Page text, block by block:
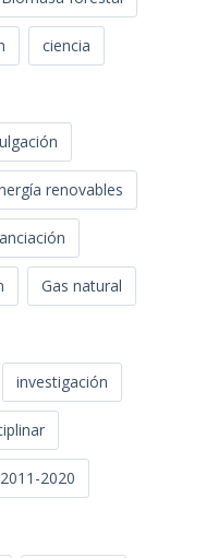
ciencia
renovables
Gas natural
investigación
2020